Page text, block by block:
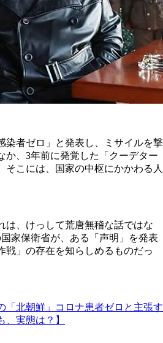
者ゼロ」と発表し、ミサイルを撃
か、3年前に発覚した「クーデター
そこには、国家の中枢にかかわる人
、けっして荒唐無稽な話ではな
家保衛省が、ある「声明」を発表
戦」の存在を知らしめるものだっ
「北朝鮮」コロナ患者ゼロと主張す
、実態は？】